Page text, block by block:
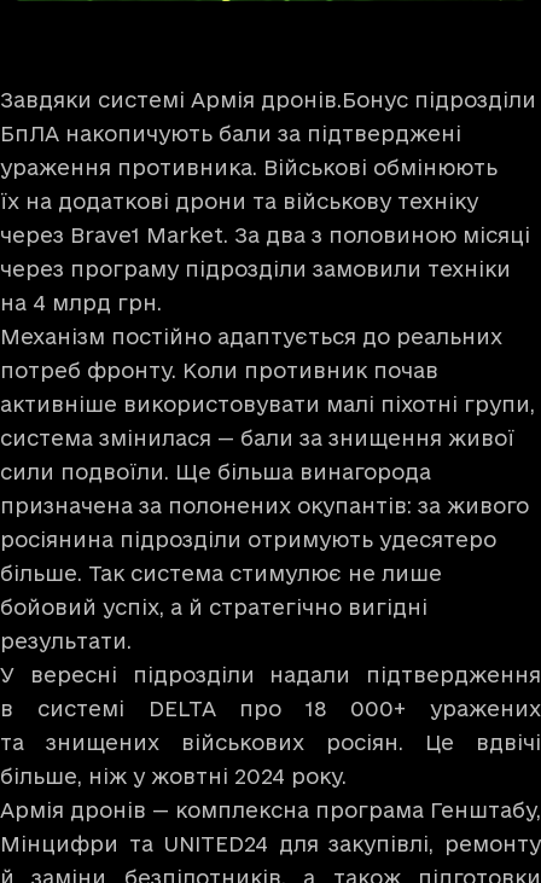
Завдяки системі Армія дронів.Бонус підрозділи
БпЛА накопичують бали за підтверджені
ураження противника. Військові обмінюють
їх на додаткові дрони та військову техніку
через Brave1 Market. За два з половиною місяці
через програму підрозділи замовили техніки
на 4 млрд грн.
Механізм постійно адаптується до реальних
потреб фронту. Коли противник почав
активніше використовувати малі піхотні групи,
система змінилася — бали за знищення живої
сили подвоїли. Ще більша винагорода
призначена за полонених окупантів: за живого
росіянина підрозділи отримують удесятеро
більше. Так система стимулює не лише
бойовий успіх, а й стратегічно вигідні
результати.
У вересні підрозділи надали підтвердження
в системі DELTA про 18 000+ уражених
та знищених військових росіян. Це вдвічі
більше, ніж у жовтні 2024 року.
Армія дронів — комплексна програма Генштабу,
Мінцифри та UNITED24 для закупівлі, ремонту
й заміни безпілотників, а також підготовки